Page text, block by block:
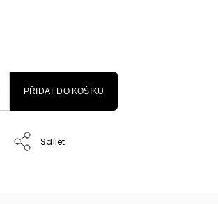
PŘIDAT DO KOŠÍKU
Sdílet